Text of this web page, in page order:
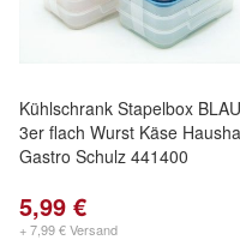
Kühlschrank Stapelbox BLAU
3er flach Wurst Käse
Gastro Schulz 441400
5,99 €
+ 7,99 € Versand